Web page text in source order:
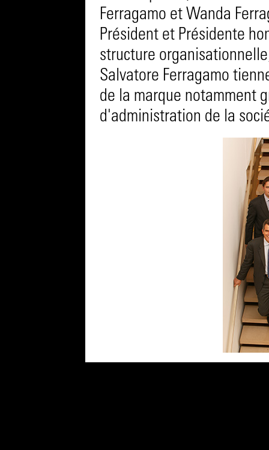
Ferragamo et Wanda
Président et Présidente
structure
Salvatore Ferragamo
de la marque notamment
d'administration de la